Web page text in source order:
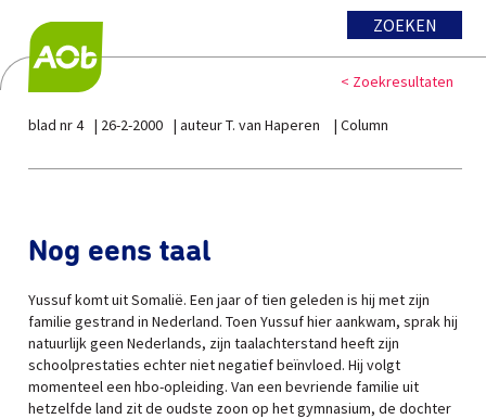
ZOEKEN
< Zoekresultaten
blad nr 4 26-2-2000 auteur T. van Haperen Column
Nog eens taal
Yussuf komt uit Somalië. Een jaar of tien geleden is hij met zijn
familie gestrand in Nederland. Toen Yussuf hier aankwam, sprak hij
natuurlijk geen Nederlands, zijn taalachterstand heeft zijn
schoolprestaties echter niet negatief beïnvloed. Hij volgt
momenteel een hbo-opleiding. Van een bevriende familie uit
hetzelfde land zit de oudste zoon op het gymnasium, de dochter